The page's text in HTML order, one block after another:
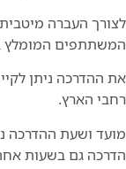
לצורך העברה
המשתתפים המומלץ
את ההדרכה ניתן
רחבי הארץ.
מועד ושעת ההדרכה
הדרכה גם בשעות